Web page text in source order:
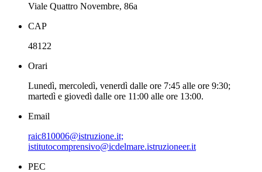
Viale Quattro Novembre, 86a
CAP
48122
Orari
Lunedì, mercoledì, venerdì dalle ore 7:45 alle ore 9:30;
martedì e giovedì dalle ore 11:00 alle ore 13:00.
Email
raic810006@istruzione.it;
istitutocomprensivo@icdelmare.istruzioneer.it
PEC